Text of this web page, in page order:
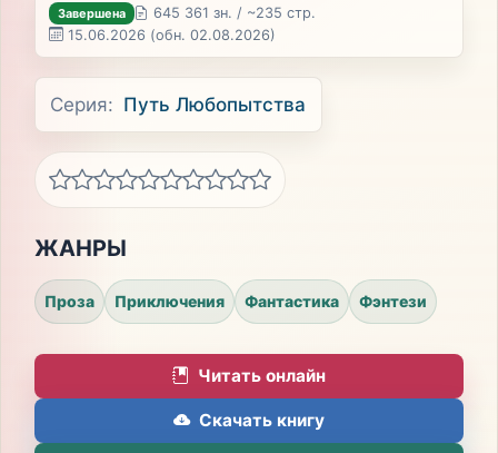
Завершена
645 361 зн. / ~235 стр.
15.06.2026 (обн. 02.08.2026)
Серия: Путь Любопытства
ЖАНРЫ
Проза Приключения Фантастика Фэнтези
Читать онлайн
Скачать книгу